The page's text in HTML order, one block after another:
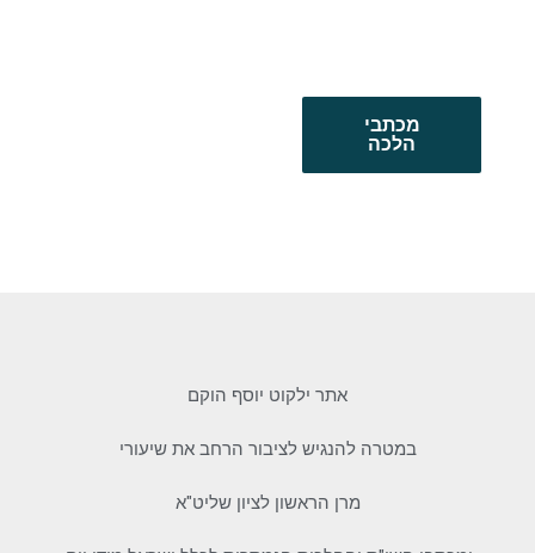
מכתבי
הלכה
אתר ילקוט יוסף הוקם
במטרה להנגיש לציבור הרחב את שיעורי
מרן הראשון לציון שליט"א